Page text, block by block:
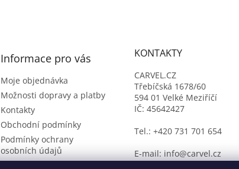
Informace pro vás
Moje objednávka
Možnosti dopravy a platby
Kontakty
Obchodní podmínky
Podmínky ochrany
osobních údajů
KONTAKTY
CARVEL.CZ
Třebíčská 1678/60
594 01 Velké Meziříčí
IČ: 45642427
Tel.: +420 731 701 654
E-mail: info@carvel.cz